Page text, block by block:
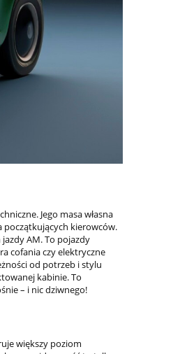
Jego masa własna
początkujących kierowców.
AM. To pojazdy
cofania czy elektryczne
od potrzeb i stylu
kabinie. To
– i nic dziwnego!
większy poziom